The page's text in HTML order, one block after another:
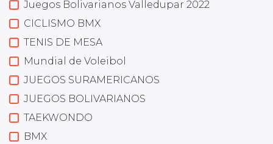
Juegos Bolivarianos Valledupar 2022
CICLISMO BMX
TENIS DE MESA
Mundial de Voleibol
JUEGOS SURAMERICANOS
JUEGOS BOLIVARIANOS
TAEKWONDO
BMX